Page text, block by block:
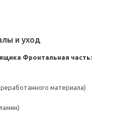
и уход
Фронтальная часть:
материала)